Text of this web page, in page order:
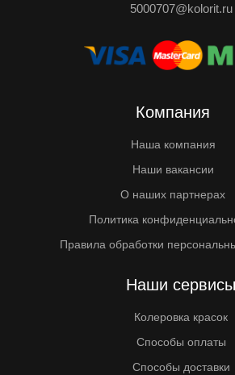
5000707@kolorit.ru
Компания
Наша компания
Наши вакансии
О наших партнерах
Политика
Правила обработки
Наши сервисы
Колеровка красок
Способы оплаты
Способы доставки